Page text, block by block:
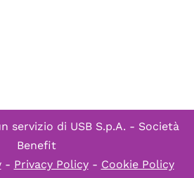
servizio di USB S.p.A. - Società
Benefit
- Privacy Policy- Cookie Policy